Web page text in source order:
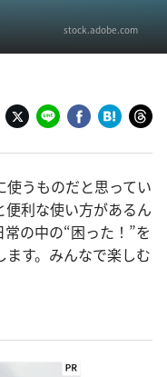
stock.adobe.com
うものだと思ってい
利な使い方があるん
の中の“困った！”を
す。みんなで楽しむ